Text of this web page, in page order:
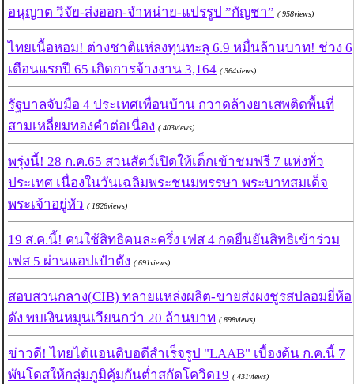
อนุญาต วิจัย-ส่งออก-จำหน่าย-แปรรูป ”กัญชา” ( 958views)
ไทยเนื้อหอม! ต่างชาติแห่ลงทุนทะลุ 6.9 หมื่นล้านบาท! ช่วง 6
เดือนแรกปี 65 เกิดการจ้างงาน 3,164 ( 364views)
รัฐบาลจับมือ 4 ประเทศเพื่อนบ้าน กวาดล้างยาเสพติดพื้นที่
สามเหลี่ยมทองคำต่อเนื่อง ( 403views)
พรุ่งนี้! 28 ก.ค.65 สวนสัตว์เปิดให้เด็กเข้าชมฟรี 7 แห่งทั่ว
ประเทศ เนื่องในวันเฉลิมพระชนมพรรษา พระบาทสมเด็จ
พระเจ้าอยู่หัว ( 1826views)
19 ส.ค.นี้! คนใช้สิทธิคนละครึ่ง เฟส 4 กดยืนยันสิทธิเข้าร่วม
เฟส 5 ผ่านแอปเป๋าตัง ( 691views)
สอบสวนกลาง(CIB) ทลายแหล่งผลิต-ขายส่งผงชูรสปลอมยี่ห้อ
ดัง พบเงินหมุนเวียนกว่า 20 ล้านบาท ( 898views)
ข่าวดี! ไทยได้แอนติบอดีสำเร็จรูป "LAAB" เบื้องต้น ก.ค.นี้ 7
พันโดสให้กลุ่มภูมิคุ้มกันต่ำสกัดโควิด19 ( 431views)